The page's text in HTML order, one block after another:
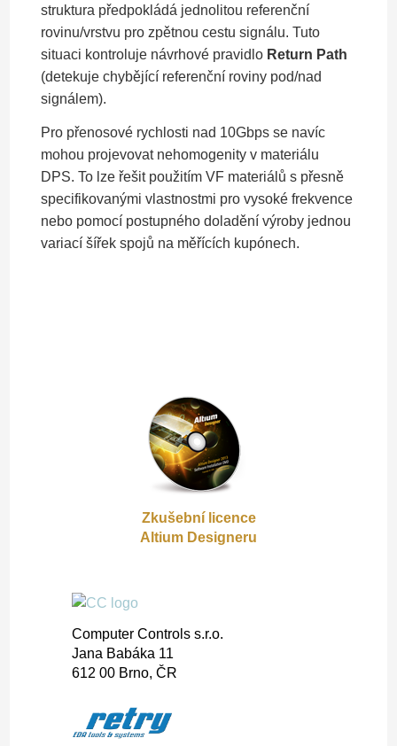
struktura předpokládá jednolitou referenční
rovinu/vrstvu pro zpětnou cestu signálu. Tuto
situaci kontroluje návrhové pravidlo Return Path
(detekuje chybějící referenční roviny pod/nad
signálem).
Pro přenosové rychlosti nad 10Gbps se navíc
mohou projevovat nehomogenity v materiálu
DPS. To lze řešit použitím VF materiálů s přesně
specifikovanými vlastnostmi pro vysoké frekvence
nebo pomocí postupného doladění výroby jednou
variací šířek spojů na měřících kupónech.
Zkušební licence
Altium Designeru
Computer Controls s.r.o.
Jana Babáka 11
612 00 Brno, ČR